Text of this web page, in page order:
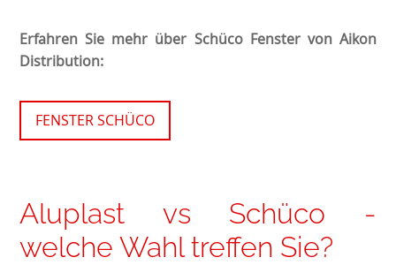
Erfahren Sie mehr über Schüco Fenster von Aikon
Distribution:
FENSTER SCHÜCO
Aluplast vs Schüco -
welche Wahl treffen Sie?